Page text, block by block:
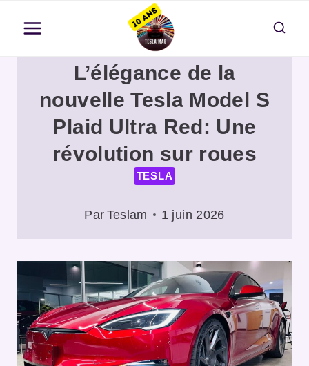
contenu
L’élégance de la
nouvelle Tesla Model S
Plaid Ultra Red: Une
révolution sur roues
TESLA
Par Teslam 1 juin 2026